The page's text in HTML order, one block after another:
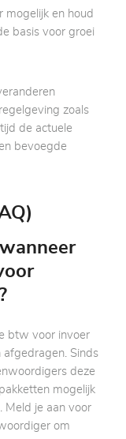
mogelijk en houd
basis voor groei
zoals
de actuele
bevoegde
btw voor invoer
Sinds
deze
mogelijk
Meld je aan voor
om